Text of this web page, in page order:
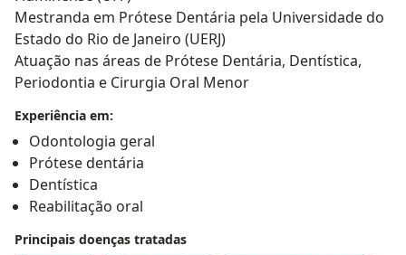
Mestranda em Prótese Dentária pela Universidade do
Estado do Rio de Janeiro (UERJ)
Atuação nas áreas de Prótese Dentária, Dentística,
Periodontia e Cirurgia Oral Menor
Experiência em:
Odontologia geral
Prótese dentária
Dentística
Reabilitação oral
Principais doenças tratadas